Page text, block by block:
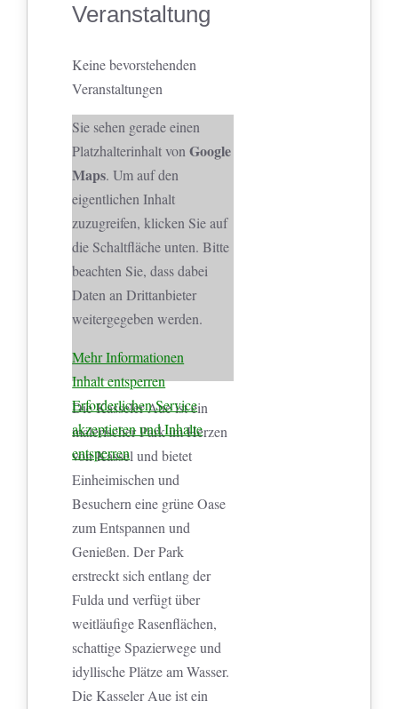
Veranstaltung
Keine bevorstehenden
Veranstaltungen
Sie sehen gerade einen
Platzhalterinhalt vonGoogle
Maps. Um auf den
eigentlichen Inhalt
zuzugreifen, klicken Sie auf
die Schaltfläche unten. Bitte
beachten Sie, dass dabei
Daten an Drittanbieter
weitergegeben werden.
Mehr Informationen
Inhalt entsperren
Erforderlichen Service
akzeptieren und Inhalte
entsperren
Die Kasseler Aue ist ein
malerischer Park im Herzen
von Kassel und bietet
Einheimischen und
Besuchern eine grüne Oase
zum Entspannen und
Genießen. Der Park
erstreckt sich entlang der
Fulda und verfügt über
weitläufige Rasenflächen,
schattige Spazierwege und
idyllische Plätze am Wasser.
Die Kasseler Aue ist ein